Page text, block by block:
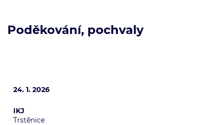
Poděkování, pochvaly
24. 1. 2026
IKJ
Trstěnice